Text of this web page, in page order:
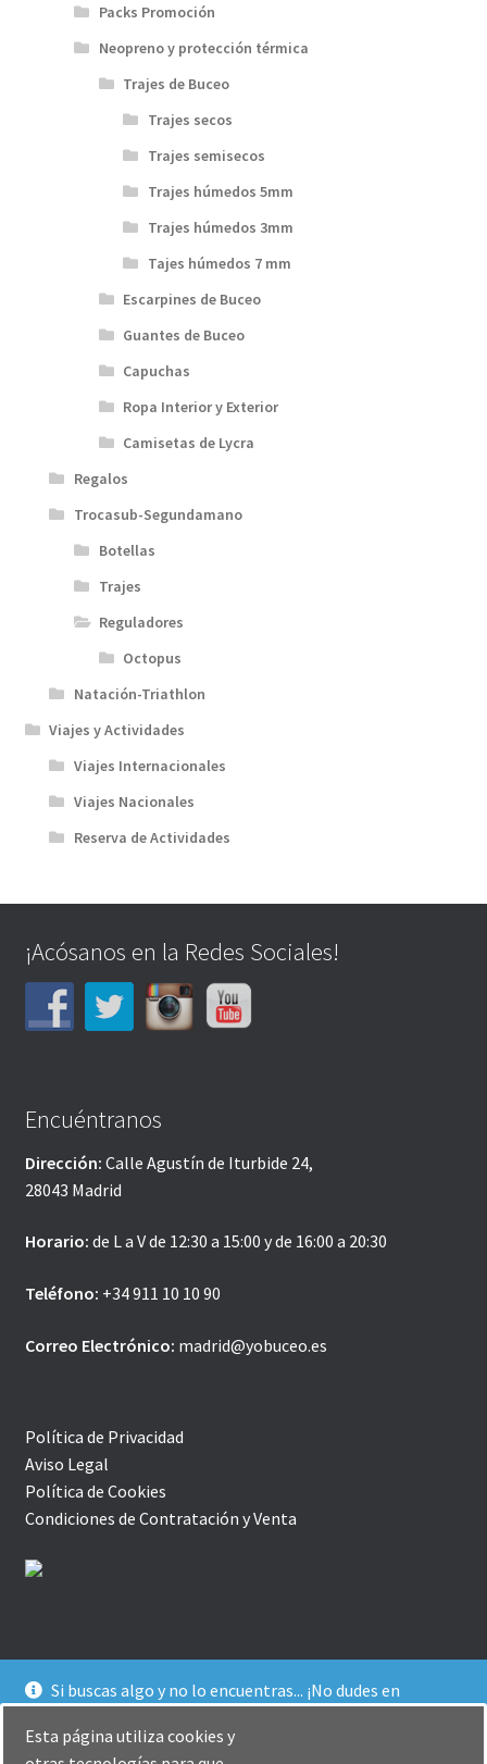
Packs Promoción
Neopreno y protección térmica
Trajes de Buceo
Trajes secos
Trajes semisecos
Trajes húmedos 5mm
Trajes húmedos 3mm
Tajes húmedos 7 mm
Escarpines de Buceo
Guantes de Buceo
Capuchas
Ropa Interior y Exterior
Camisetas de Lycra
Regalos
Trocasub-Segundamano
Botellas
Trajes
Reguladores
Octopus
Natación-Triathlon
Viajes y Actividades
Viajes Internacionales
Viajes Nacionales
Reserva de Actividades
¡Acósanos en la Redes Sociales!
Encuéntranos
Dirección: Calle Agustín de Iturbide 24,
28043 Madrid
Horario: de L a V de 12:30 a 15:00 y de 16:00 a 20:30
Teléfono: +34 911 10 10 90
Correo Electrónico: madrid@yobuceo.es
Política de Privacidad
Aviso Legal
Política de Cookies
Condiciones de Contratación y Venta
© YoBuceo | Tienda Online 2026
Política de Privacidad
Creado con Storefront y
WooCommerce.
Si buscas algo y no lo encuentras... ¡No dudes en
personalizado :-)
Esta página utiliza cookies y